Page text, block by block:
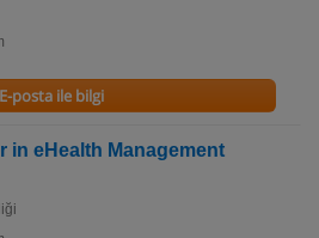
E-posta ile bilgi
in eHealth Management